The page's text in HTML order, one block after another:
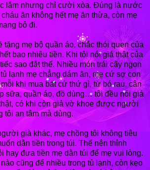
lắm nhưng chỉ cười xòa. Đúng là nước
ăn không hết mẹ ăn thừa, còn mẹ
bỏ đi.
tặng mẹ bộ quần áo, chắc thói quen của
bao nhiêu tiền. Khi tôi nói giá thật của
sao đắt thế. Nhiều món trái cây ngon
lạnh mẹ chẳng dám ăn, mẹ cứ sợ con
khi mua bất cứ thứ gì, từ bó rau, cân
sữa, quần áo, đồ dùng… tôi đều nói giá
có khi còn giả vờ khoe được người
tôi an tâm mà dùng.
già khác, mẹ chồng tôi không tiêu
dằn tiền trong túi. Thế nên thỉnh
hay đưa tiền mẹ dằn túi để mẹ vui lòng.
cũng để nhiều trong tủ lạnh, còn kẹo